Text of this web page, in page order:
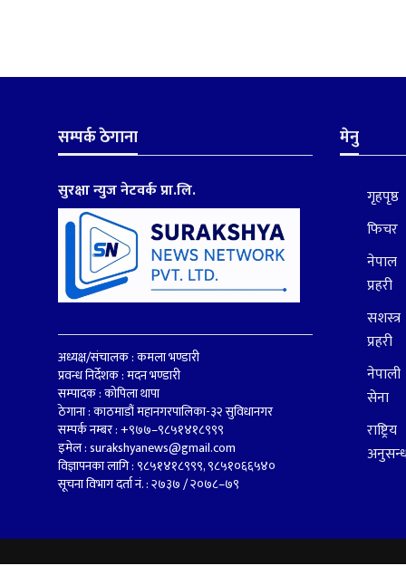
सम्पर्क ठेगाना
सुरक्षा न्युज नेटवर्क प्रा.लि.
अध्यक्ष/संचालक : कमला भण्डारी
प्रवन्ध निर्देशक : मदन भण्डारी
सम्पादक : कोपिला थापा
ठेगाना : काठमाडौं महानगरपालिका-३२ सुविधानगर
सम्पर्क नम्बर : +९७७–९८५१४१८९९९
इमेल :surakshyanews@gmail.com
विज्ञापनका लागि : ९८५१४१८९९९, ९८५१०६६५४०
सूचना विभाग दर्ता नं. : २७३७ / २०७८–७९
मेनु
गृहपृष्ठ
फिचर
नेपाल
प्रहरी
सशस्त्र
प्रहरी
नेपाली
सेना
राष्ट्रिय
© 2026 SURAKSHYA NEWS. All Rights Reserved.